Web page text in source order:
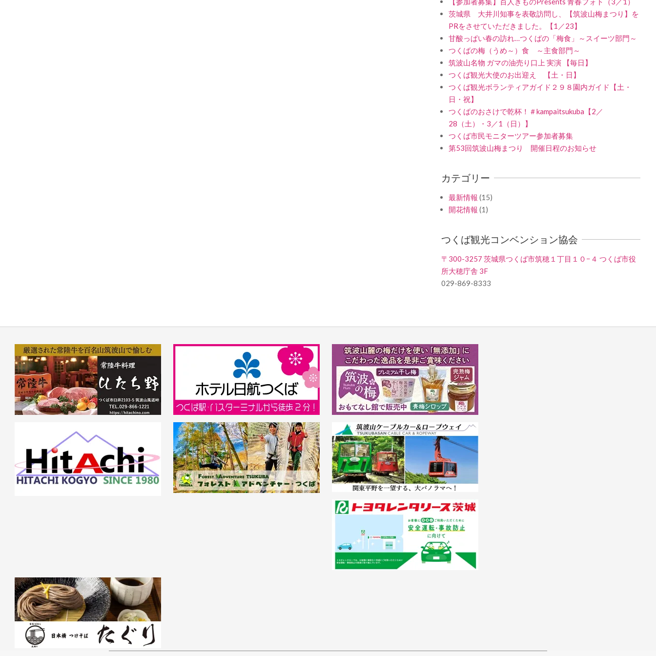
茨城県 大井川知事を表敬訪問し、【筑波山梅まつり】を
PRをさせていただきました。【1／23】
甘酸っぱい春の訪れ…つくばの「梅食」～スイーツ部門～
つくばの梅（うめ～）食 ～主食部門～
筑波山名物 ガマの油売り口上 実演 【毎日】
つくば観光大使のお出迎え 【土・日】
つくば観光ボランティアガイド２９８園内ガイド【土・
日・祝】
つくばのおさけで乾杯！＃kampaitsukuba【2／
28（土）・3／1（日）】
つくば市民モニターツアー参加者募集
第53回筑波山梅まつり 開催日程のお知らせ
カテゴリー
最新情報 (15)
開花情報 (1)
つくば観光コンベンション協会
〒300-3257 茨城県つくば市筑穂１丁目１０−４ つくば市役
所大穂庁舎 3F
029-869-8333